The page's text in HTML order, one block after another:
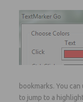
bookmarks. You
to jump to a